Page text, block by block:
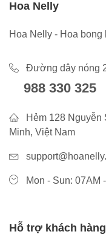
Hoa Nelly
Hoa Nelly - Hoa bong
Đường dây nóng
988 330 325
Hẻm 128
Minh, Việt Nam
Mon - Sun: 07AM
Hỗ trợ khách hàng